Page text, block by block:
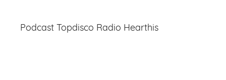
Podcast Topdisco Radio Hearthis